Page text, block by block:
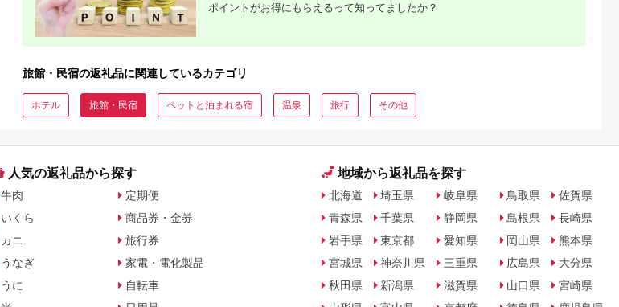
ポイントがお得にもらえるって知ってましたか？
旅館・民宿の返礼品に関連しているカテゴリ
ホテル 旅館・民宿 ペットと泊まれる宿 温泉 旅行 その他
人気の返礼品から探す
牛肉
いくら
カニ
うなぎ
うに
定期便
商品券・金券
旅行券
家電・電化製品
自転車
地域から返礼品を探す
北海道
青森県
岩手県
宮城県
秋田県
埼玉県
千葉県
東京都
神奈川県
新潟県
岐阜県
静岡県
愛知県
三重県
滋賀県
鳥取県
島根県
岡山県
広島県
山口県
佐賀県
長崎県
熊本県
大分県
宮崎県